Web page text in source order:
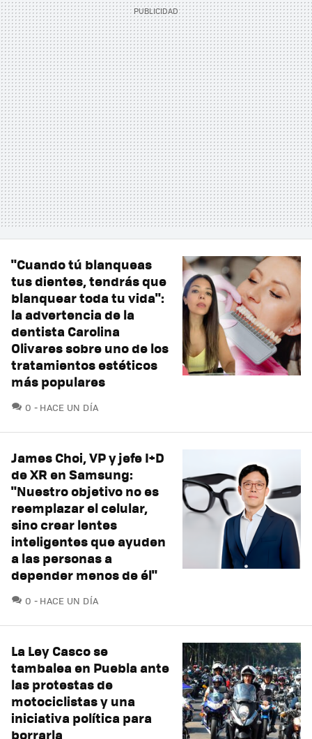
"Cuando tú blanqueas
tus dientes, tendrás que
blanquear toda tu vida":
la advertencia de la
dentista Carolina
Olivares sobre uno de los
tratamientos estéticos
más populares
0 COMENTARIOS
HACE UN DÍA
James Choi, VP y jefe I+D
de XR en Samsung:
"Nuestro objetivo no es
reemplazar el celular,
sino crear lentes
inteligentes que ayuden
a las personas a
depender menos de él"
0 COMENTARIOS
HACE UN DÍA
La Ley Casco se
tambalea en Puebla ante
las protestas de
motociclistas y una
iniciativa política para
borrarla